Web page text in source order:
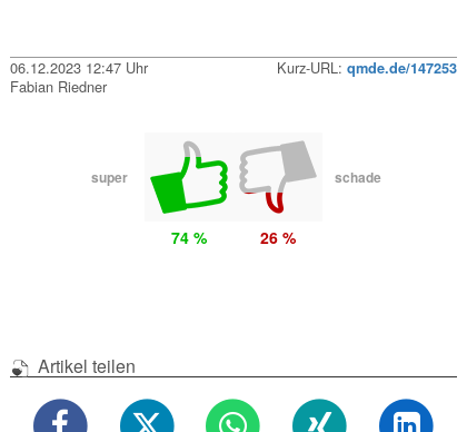
06.12.2023 12:47 Uhr Kurz-URL: qmde.de/147253
Fabian Riedner
super schade
74 % 26 %
Artikel teilen